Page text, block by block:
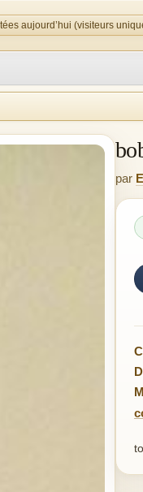
aujourd’hui (visiteurs
par